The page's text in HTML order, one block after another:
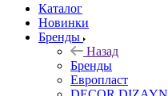
Каталог
Новинки
Бренды
Назад
Бренды
Европласт